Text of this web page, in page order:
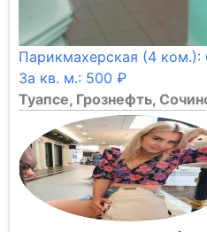
Цена:
Парикмахерская (4
За кв. м.: 500 ₽
Туапсе, Грознефть,